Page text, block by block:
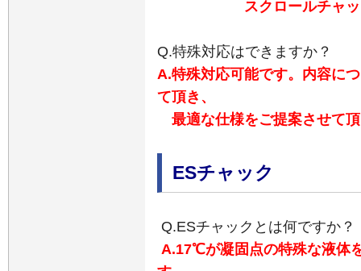
スクロールチャック仕
Q.特殊対応はできますか？
A.特殊対応可能です。内容に
て頂き、
最適な仕様をご提案させて
ESチャック
Q.ESチャックとは何ですか？
A.17℃が凝固点の特殊な液体